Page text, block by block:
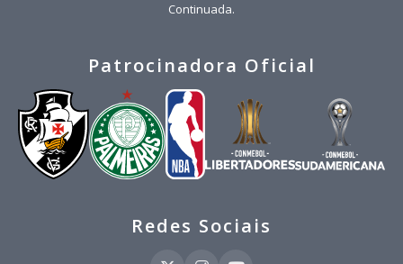
Continuada.
Patrocinadora Oficial
Redes Sociais